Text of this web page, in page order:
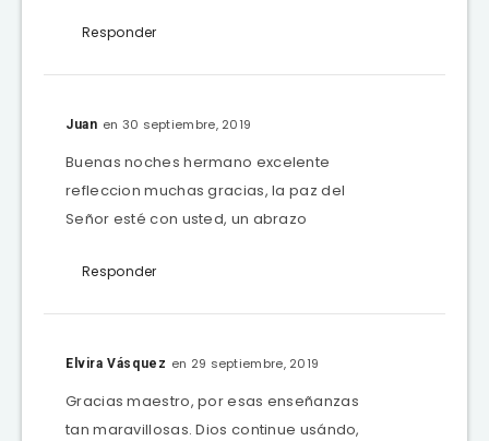
Responder
Juan en 30 septiembre, 2019
Buenas noches hermano excelente
refleccion muchas gracias, la paz del
Señor esté con usted, un abrazo
Responder
Elvira Vásquez en 29 septiembre, 2019
Gracias maestro, por esas enseñanzas
tan maravillosas. Dios continue usándo,